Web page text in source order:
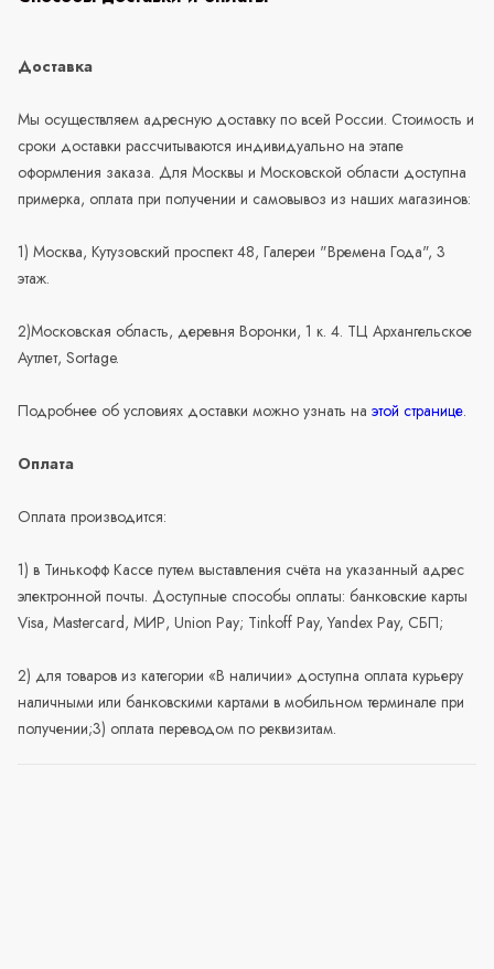
Доставка
Мы осуществляем адресную доставку по всей России. Стоимость и
сроки доставки рассчитываются индивидуально на этапе
оформления заказа. Для Москвы и Московской области доступна
примерка, оплата при получении и самовывоз из наших магазинов:
1) Москва, Кутузовский проспект 48, Галереи "Времена Года", 3
этаж.
2)Московская область, деревня Воронки, 1 к. 4. ТЦ Архангельское
Аутлет, Sortage.
Подробнее об условиях доставки можно узнать на этой странице.
Оплата
Оплата производится:
1) в Тинькофф Кассе путем выставления счёта на указанный адрес
электронной почты. Доступные способы оплаты: банковские карты
Visa, Mastercard, МИР, Union Pay; Tinkoff Pay, Yandex Pay, СБП;
2) для товаров из категории «В наличии» доступна оплата курьеру
наличными или банковскими картами в мобильном терминале при
получении;3) оплата переводом по реквизитам.